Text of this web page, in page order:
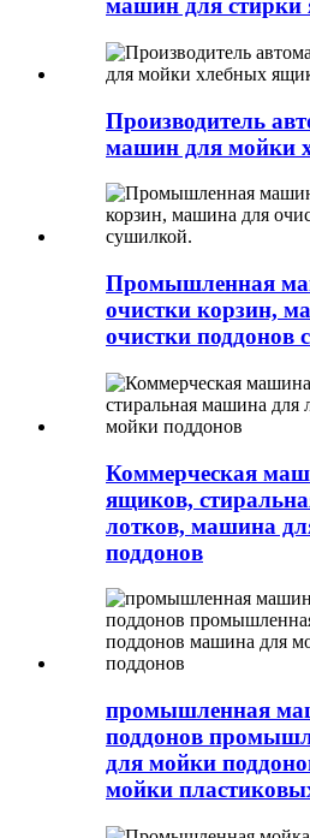
машин для стирки
Производитель
машин для мойки
Промышленная
очистки корзин,
очистки поддонов
Коммерческая
ящиков,
лотков, машина
поддонов
промышленная
поддонов
для мойки
мойки